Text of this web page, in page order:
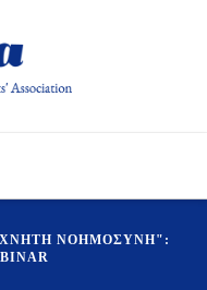
ΝΟΗΜΟΣΥΝΗ":